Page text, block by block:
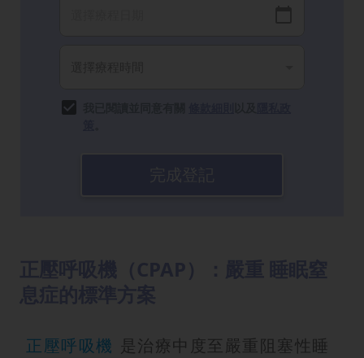
正壓呼吸機 是治療中度至嚴重阻塞性睡